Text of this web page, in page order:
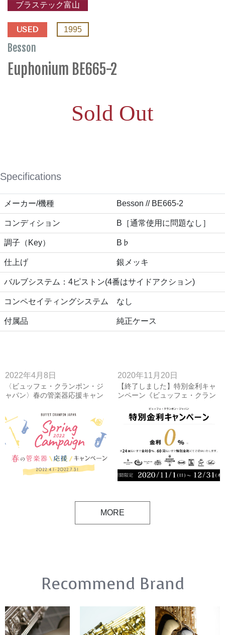
ブラステック富山
USED 1995
Besson
Euphonium BE665-2
Sold Out
Specifications
メーカー/機種 Besson // BE665-2
コンディション B［通常使用に問題なし］
調子（Key） B♭
仕上げ 銀メッキ
バルブシステム：4ピストン(4番はサイドアクション)
コンペセイティングシステム なし
付属品 純正ケース
2022年4月8日
〈ビュッフェ・クランポン・ジ
ャパン〉春の管楽器応援キャン
2020年11月20日
【終了しました】特別金利キャ
ンペーン《ビュッフェ・クラン
MORE
Recommend Brand